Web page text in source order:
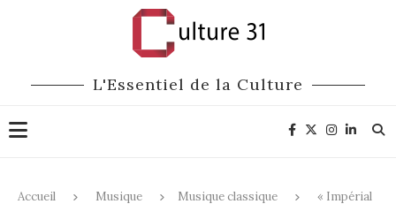
L'Essentiel de la Culture
Accueil Musique Musique classique
« Impérial